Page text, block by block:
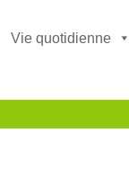
Vie quotidienne